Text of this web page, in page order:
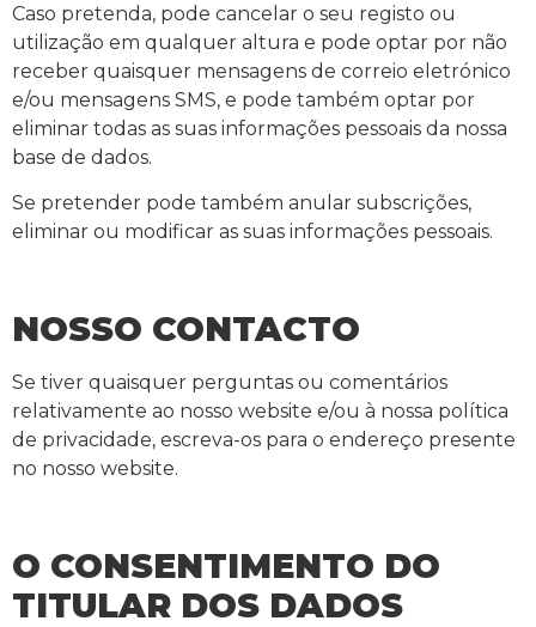
Caso pretenda, pode cancelar o seu registo ou
utilização em qualquer altura e pode optar por não
receber quaisquer mensagens de correio eletrónico
e/ou mensagens SMS, e pode também optar por
eliminar todas as suas informações pessoais da nossa
base de dados.
Se pretender pode também anular subscrições,
eliminar ou modificar as suas informações pessoais.
NOSSO CONTACTO
Se tiver quaisquer perguntas ou comentários
relativamente ao nosso website e/ou à nossa política
de privacidade, escreva-os para o endereço presente
no nosso website.
O CONSENTIMENTO DO
TITULAR DOS DADOS